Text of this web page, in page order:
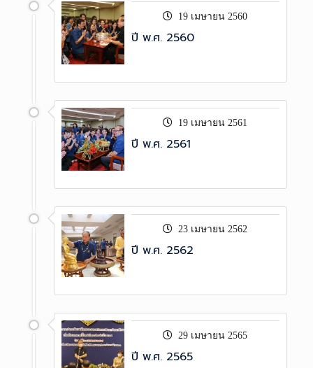
19 เมษายน 2560
ปี พ.ศ. 2560
19 เมษายน 2561
ปี พ.ศ. 2561
23 เมษายน 2562
ปี พ.ศ. 2562
29 เมษายน 2565
ปี พ.ศ. 2565